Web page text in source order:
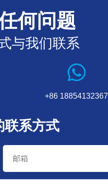
何问题
与我们联系
+86 18854132367
联系方式